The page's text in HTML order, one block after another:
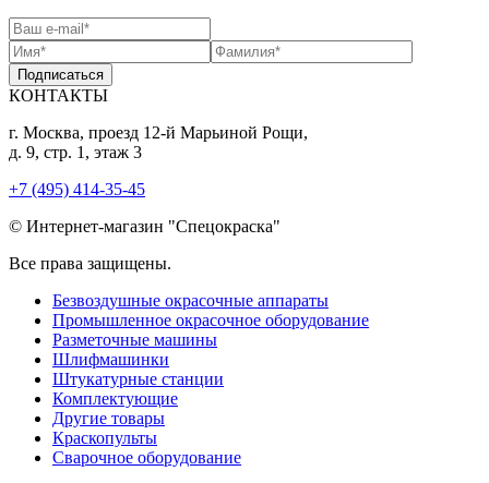
Подписаться
КОНТАКТЫ
г. Москва, проезд 12-й Марьиной Рощи,
д. 9, стр. 1, этаж 3
+7 (495) 414-35-45
© Интернет-магазин "Спецокраска"
Все права защищены.
Безвоздушные окрасочные аппараты
Промышленное окрасочное оборудование
Разметочные машины
Шлифмашинки
Штукатурные станции
Комплектующие
Другие товары
Краскопульты
Сварочное оборудование